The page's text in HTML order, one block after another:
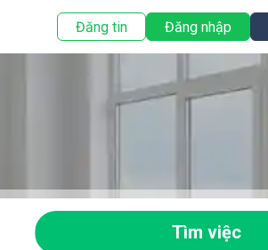
Đăng tin Đăng nhập
Tìm việc